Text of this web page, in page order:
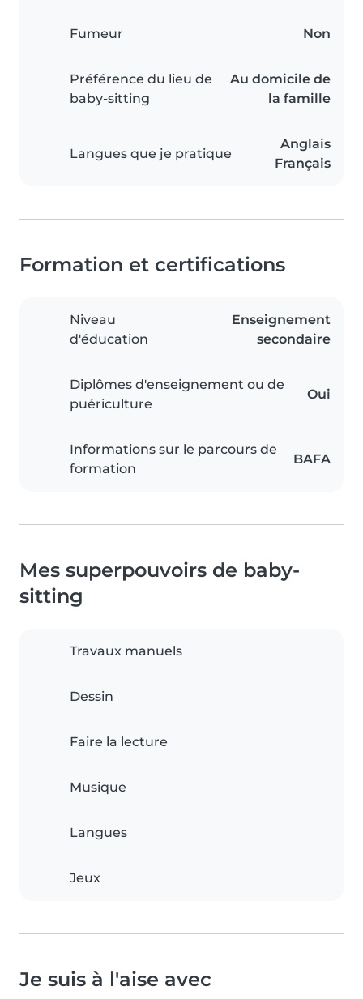
Fumeur Non
Préférence du lieu de
baby-sitting
Au domicile de
la famille
Langues que je pratique
Anglais
Français
Formation et certifications
Niveau
d'éducation
Enseignement
secondaire
Diplômes d'enseignement ou de
puériculture
Oui
Informations sur le parcours de
formation
BAFA
Mes superpouvoirs de baby-
sitting
Travaux manuels
Dessin
Faire la lecture
Musique
Langues
Jeux
Je suis à l'aise avec